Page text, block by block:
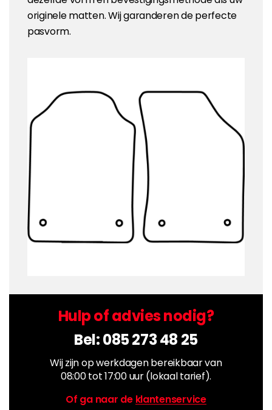
originele matten. Wij garanderen de perfecte
pasvorm.
Hulp of advies nodig?
Bel:085 273 48 25
Wij zijn op werkdagen bereikbaar van
08:00 tot 17:00 uur (lokaal tarief).
Of ga naar de klantenservice